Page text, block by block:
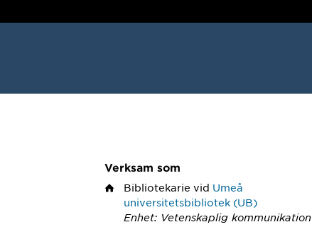
Verksam som
Bibliotekarie vid Umeå
universitetsbibliotek (UB)
Enhet: Vetenskaplig kommunikation